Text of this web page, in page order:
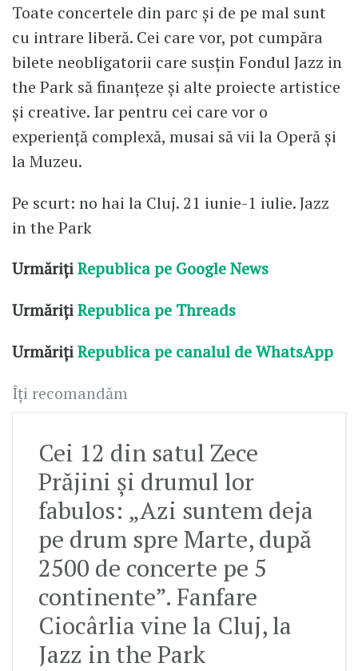
Toate concertele din parc și de pe mal sunt
cu intrare liberă. Cei care vor, pot cumpăra
bilete neobligatorii care susțin Fondul Jazz in
the Park să finanțeze și alte proiecte artistice
și creative. Iar pentru cei care vor o
experiență complexă, musai să vii la Operă și
la Muzeu.
Pe scurt: no hai la Cluj. 21 iunie-1 iulie. Jazz
in the Park
UrmărițiRepublica pe Google News
UrmărițiRepublica pe Threads
UrmărițiRepublica pe canalul de WhatsApp
Îți recomandăm
Cei 12 din satul Zece
Prăjini și drumul lor
fabulos: „Azi suntem deja
pe drum spre Marte, după
2500 de concerte pe 5
continente”. Fanfare
Ciocârlia vine la Cluj, la
Jazz in the Park